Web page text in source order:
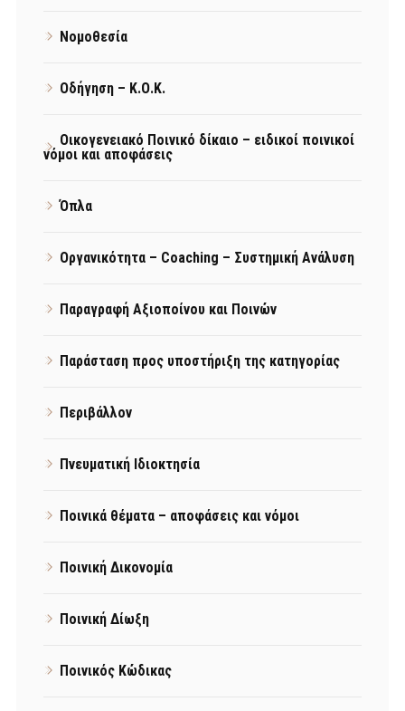
Νομοθεσία
Οδήγηση – Κ.Ο.Κ.
Οικογενειακό Ποινικό δίκαιο – ειδικοί ποινικοί
νόμοι και αποφάσεις
Όπλα
Οργανικότητα – Coaching – Συστημική Ανάλυση
Παραγραφή Αξιοποίνου και Ποινών
Παράσταση προς υποστήριξη της κατηγορίας
Περιβάλλον
Πνευματική Ιδιοκτησία
Ποινικά θέματα – αποφάσεις και νόμοι
Ποινική Δικονομία
Ποινική Δίωξη
Ποινικός Κώδικας